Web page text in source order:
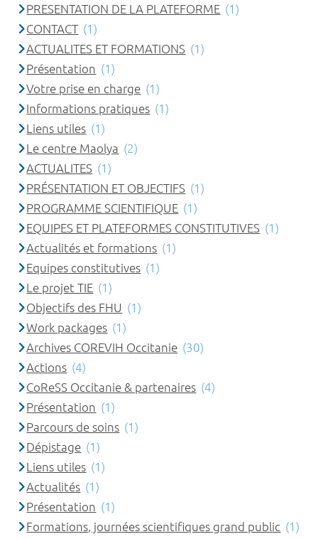
PRESENTATION DE LA PLATEFORME (1)
CONTACT (1)
ACTUALITES ET FORMATIONS (1)
Présentation (1)
Votre prise en charge (1)
Informations pratiques (1)
Liens utiles (1)
Le centre Maolya (2)
ACTUALITES (1)
PRÉSENTATION ET OBJECTIFS (1)
PROGRAMME SCIENTIFIQUE (1)
EQUIPES ET PLATEFORMES CONSTITUTIVES (1)
Actualités et formations (1)
Equipes constitutives (1)
Le projet TIE (1)
Objectifs des FHU (1)
Work packages (1)
Archives COREVIH Occitanie (30)
Actions (4)
CoReSS Occitanie & partenaires (4)
Présentation (1)
Parcours de soins (1)
Dépistage (1)
Liens utiles (1)
Actualités (1)
Présentation (1)
Formations, journées scientifiques grand public (1)